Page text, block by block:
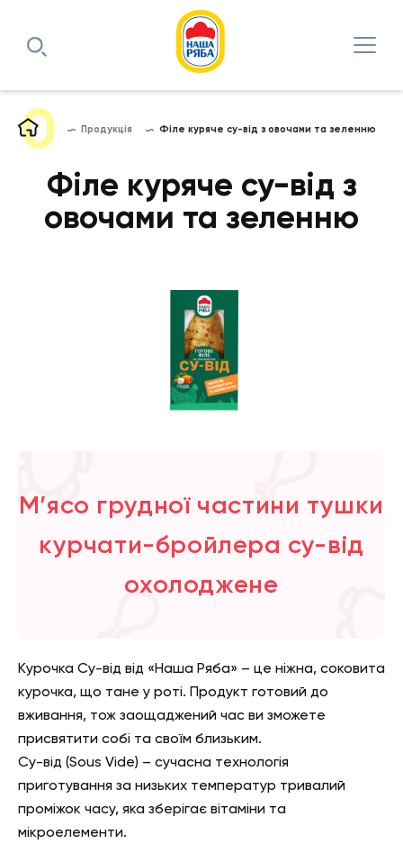
Продукція Філе куряче су-від з овочами та зеленню
Філе куряче су-від з
овочами та зеленню
М’ясо грудної частини тушки
курчати-бройлера су-від
охолоджене
Курочка Су-від від «Наша Ряба» – це ніжна, соковита
курочка, що тане у роті. Продукт готовий до
вживання, тож заощаджений час ви зможете
присвятити собі та своїм близьким.
Су-від (Sous Vide) – сучасна технологія
приготування за низьких температур тривалий
проміжок часу, яка зберігає вітаміни та
мікроелементи.